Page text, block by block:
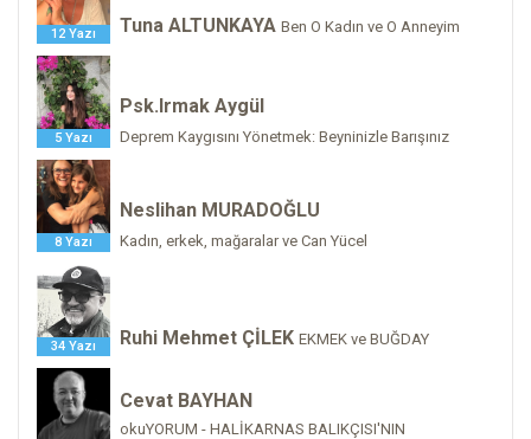
12 Yazı Tuna ALTUNKAYA Ben O Kadın ve O Anneyim
5 Yazı
Psk.Irmak Aygül
Deprem Kaygısını Yönetmek: Beyninizle Barışınız
8 Yazı
Neslihan MURADOĞLU
Kadın, erkek, mağaralar ve Can Yücel
34 Yazı Ruhi Mehmet ÇİLEK EKMEK ve BUĞDAY
Cevat BAYHAN
okuYORUM - HALİKARNAS BALIKÇISI'NIN